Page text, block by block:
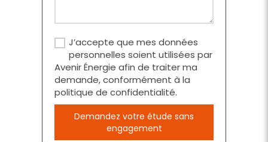
J’accepte que mes données
personnelles soient utilisées par
Avenir Énergie afin de traiter ma
demande, conformément à la
politique de confidentialité.
Demandez votre étude sans
engagement